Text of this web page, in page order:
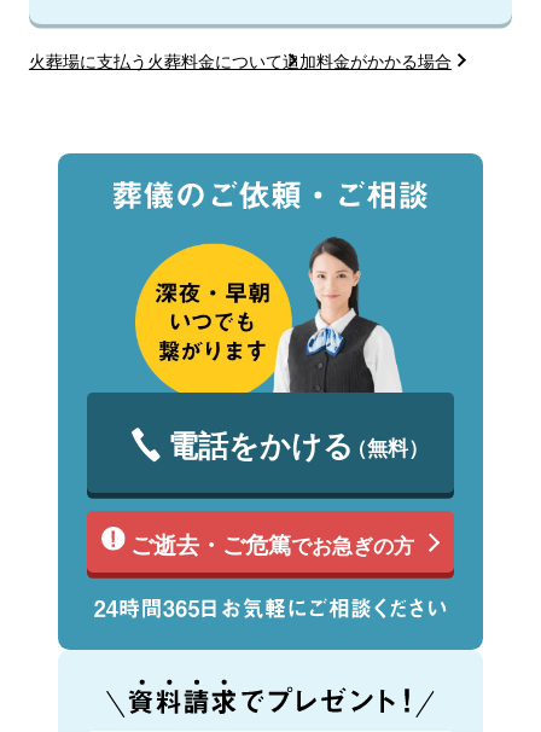
火葬場に支払う火葬料金について追加料金がかかる場合
電話をかける（無料）
ご逝去・ご危篤でお急ぎの方